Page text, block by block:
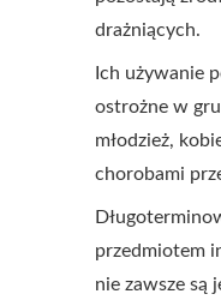
drażniących.
Ich używanie
ostrożne w
młodzież,
chorobami
przedmiotem
nie zawsze są